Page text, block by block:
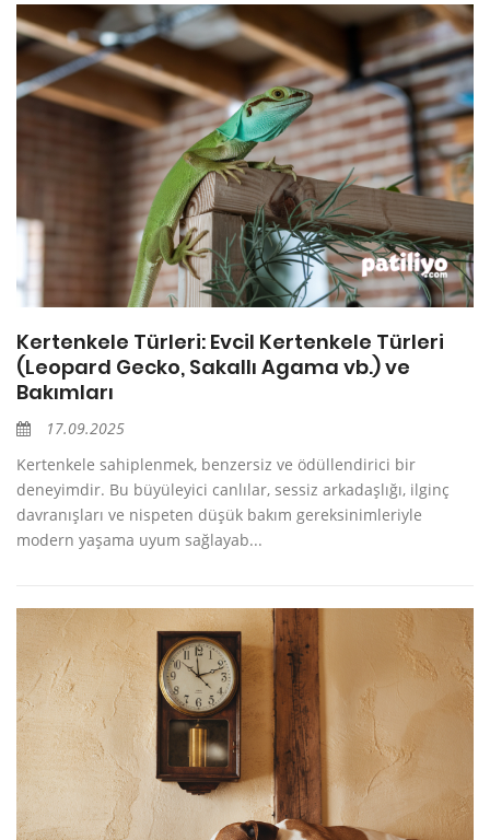
Kertenkele Türleri: Evcil Kertenkele Türleri
(Leopard Gecko, Sakallı Agama vb.) ve
Bakımları
17.09.2025
Kertenkele sahiplenmek, benzersiz ve ödüllendirici bir
deneyimdir. Bu büyüleyici canlılar, sessiz arkadaşlığı, ilginç
davranışları ve nispeten düşük bakım gereksinimleriyle
modern yaşama uyum sağlayab...